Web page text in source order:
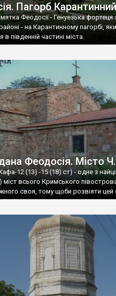
Пагорб Карантинний
Феодосії - Генуезька фортеця
- на Карантинному пагорбі,
в південній частині міста.
Феодосія. Місто
12 (13) -15 (18) ст) - одне з
всього Кримського
своя, тому щоби розвіяти цей
це